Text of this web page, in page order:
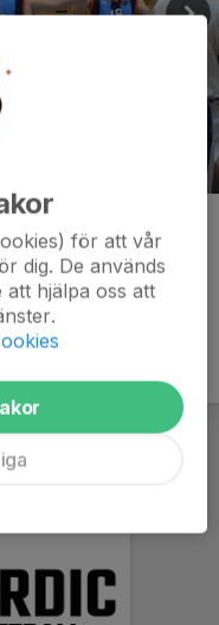
för att vår
dig. De används
hjälpa oss att